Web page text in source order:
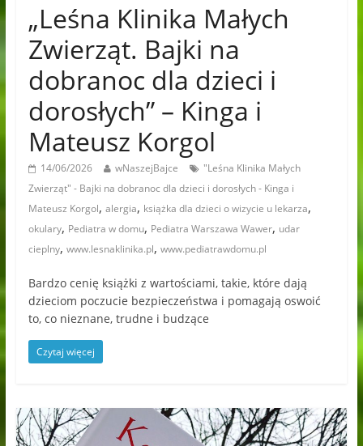
„Leśna Klinika Małych
Zwierząt. Bajki na
dobranoc dla dzieci i
dorosłych” – Kinga i
Mateusz Korgol
14/06/2026 wNaszejBajce
"Leśna Klinika Małych
Zwierząt" - Bajki na dobranoc dla dzieci i dorosłych - Kinga i
Mateusz Korgol, alergia, książka dla dzieci o wizycie u lekarza,
okulary, Pediatra w domu, Pediatra Warszawa Wawer, udar
cieplny, www.lesnaklinika.pl, www.pediatrawdomu.pl
Bardzo cenię książki z wartościami, takie, które dają
dzieciom poczucie bezpieczeństwa i pomagają oswoić
to, co nieznane, trudne i budzące
Czytaj więcej